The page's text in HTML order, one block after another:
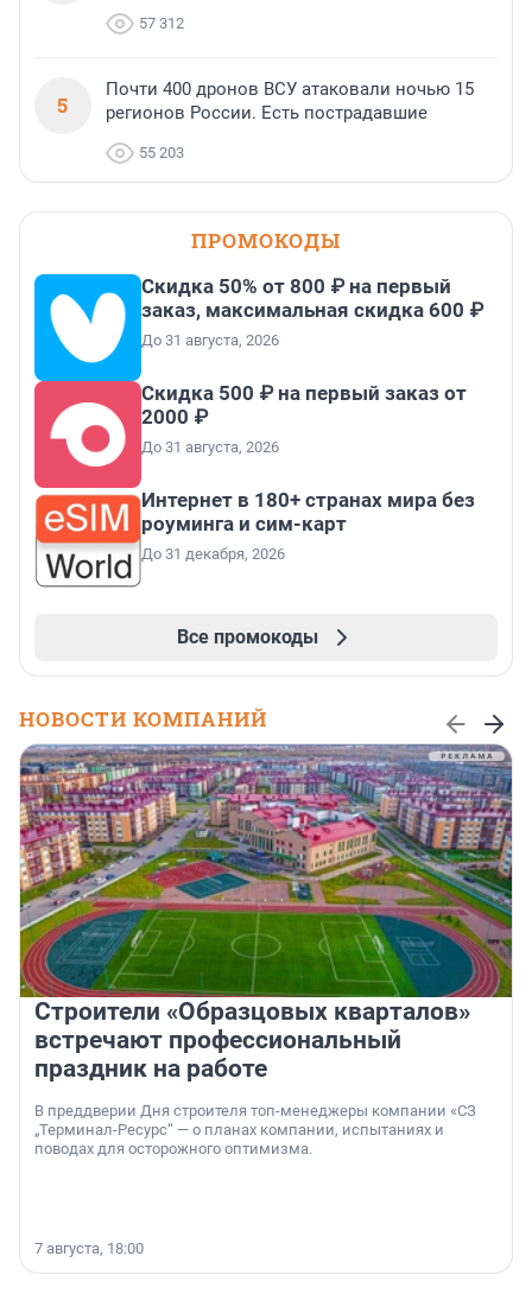
57 312
5
Почти 400 дронов ВСУ атаковали ночью 15
регионов России. Есть пострадавшие
55 203
ПРОМОКОДЫ
Скидка 50% от 800 ₽ на первый
заказ, максимальная скидка 600 ₽
До 31 августа, 2026
Скидка 500 ₽ на первый заказ от
2000 ₽
До 31 августа, 2026
Интернет в 180+ странах мира без
роуминга и сим-карт
До 31 декабря, 2026
Все промокоды
НОВОСТИ КОМПАНИЙ
Строители «Образцовых кварталов»
встречают профессиональный
праздник на работе
В преддверии Дня строителя топ-менеджеры компании «СЗ
„Терминал-Ресурс“ — о планах компании, испытаниях и
поводах для осторожного оптимизма.
7 августа, 18:00